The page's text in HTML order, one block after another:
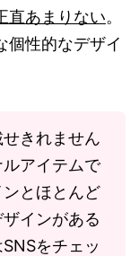
直あまりない。
個性的なデザイ
きれません
アイテムで
とほとんど
インがある
をチェッ